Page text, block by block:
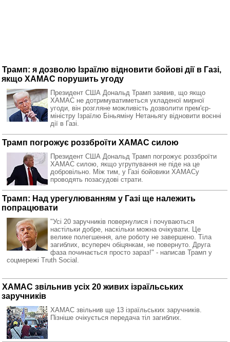
Трамп: я дозволю Ізраїлю відновити бойові дії в Газі,
якщо ХАМАС порушить угоду
Президент США Дональд Трамп заявив, що якщо
ХАМАС не дотримуватиметься укладеної мирної
угоди, він розгляне можливість дозволити прем'єр-
міністру Ізраїлю Біньяміну Нетаньягу відновити воєнні
дії в Газі.
Трамп погрожує роззброїти ХАМАС силою
Президент США Дональд Трамп погрожує роззброїти
ХАМАС силою, якщо угрупування не піде на це
добровільно. Між тим, у Газі бойовики ХАМАСу
проводять позасудові страти.
Трамп: Над урегулюванням у Газі ще належить
попрацювати
"Усі 20 заручників повернулися і почуваються
настільки добре, наскільки можна очікувати. Це
велике полегшення, але роботу не завершено. Тіла
загиблих, всупереч обіцянкам, не повернуто. Друга
фаза починається просто зараз!" - написав Трамп у
соцмережі Truth Social.
ХАМАС звільнив усіх 20 живих ізраїльських
заручників
ХАМАС звільнив ще 13 ізраїльських заручників.
Пізніше очікується передача тіл загиблих.